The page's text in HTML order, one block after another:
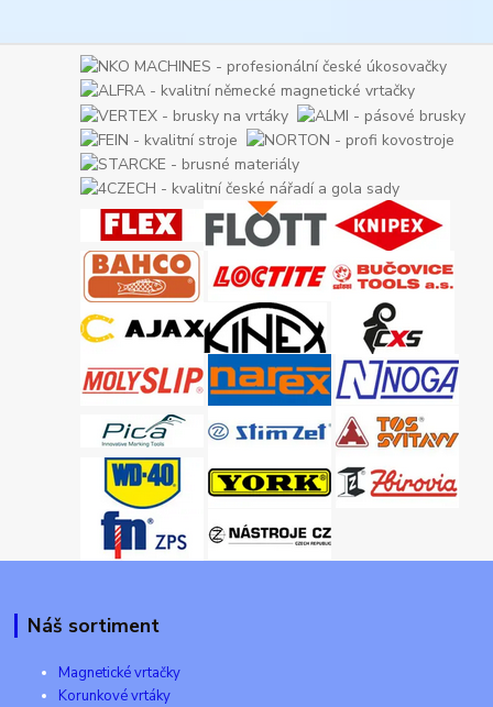
Náš sortiment
Magnetické vrtačky
Korunkové vrtáky